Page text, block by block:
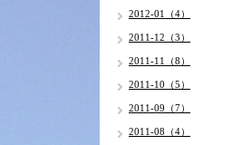
2012-01（4）
2011-12（3）
2011-11（8）
2011-10（5）
2011-09（7）
2011-08（4）